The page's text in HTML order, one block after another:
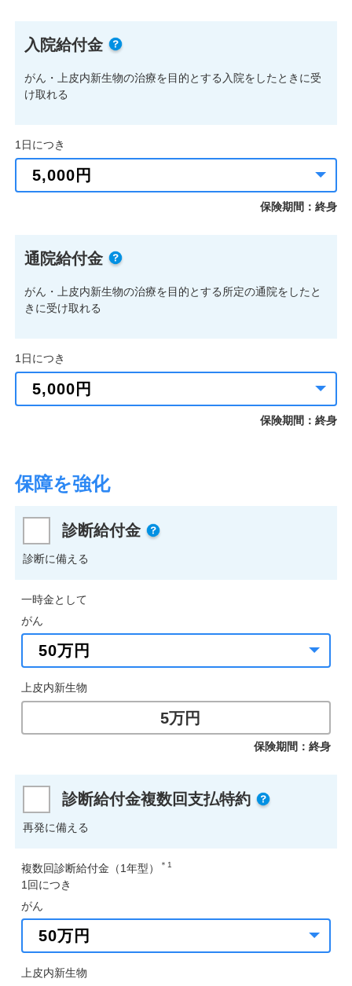
入院給付金
がん・上皮内新生物の治療を目的とする入院をしたときに受
け取れる
1日につき
保険期間：終身
通院給付金
がん・上皮内新生物の治療を目的とする所定の通院をしたと
きに受け取れる
1日につき
保険期間：終身
保障を強化
診断給付金
診断に備える
一時金として
がん
上皮内新生物
5万円
保険期間：終身
診断給付金複数回支払特約
再発に備える
複数回診断給付金（1年型） ＊1
1回につき
がん
上皮内新生物